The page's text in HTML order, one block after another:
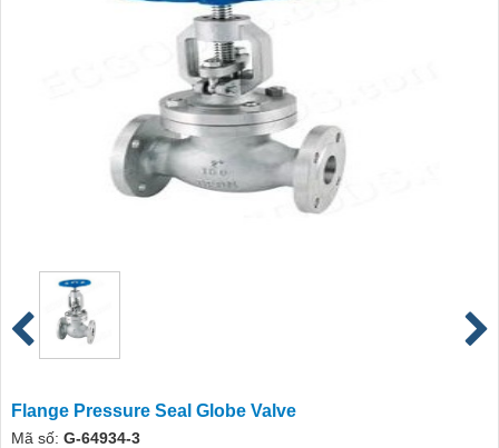
Flange Pressure Seal Globe Valve
Mã số: G-64934-3